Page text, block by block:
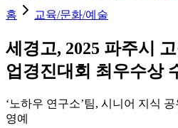
홈 교육/문화/예술
세경고, 2025 파주시
업경진대회 최우수상
‘노하우 연구소’팀, 시니어 지식
영예